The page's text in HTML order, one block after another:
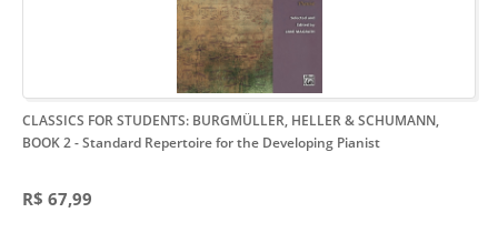
CLASSICS FOR STUDENTS: BURGMÜLLER, HELLER & SCHUMANN,
BOOK 2- Standard Repertoire for the Developing Pianist
R$ 67,99